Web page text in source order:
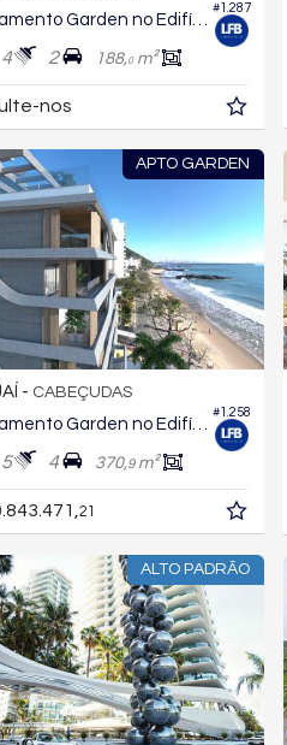
#1.287
Apartamento Garden no Edifício Jade Ocean
4 2 188,0m²
nos
APTO GARDEN
#1.258
- CABEÇUDAS
Apartamento Garden no Edifício Splendido Blue Diamond
5 4 370,9m²
21
ALTO PADRÃO